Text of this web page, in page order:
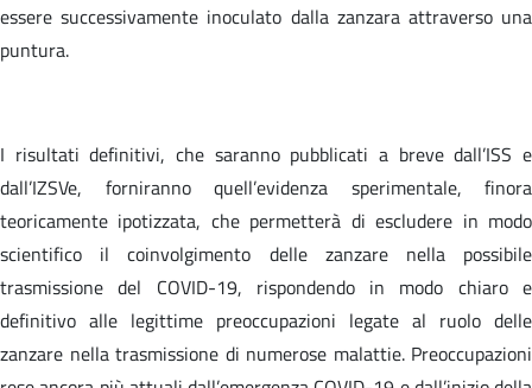
essere successivamente inoculato dalla zanzara attraverso una
puntura.
I risultati definitivi, che saranno pubblicati a breve dall’ISS e
dall’IZSVe, forniranno quell’evidenza sperimentale, finora
teoricamente ipotizzata, che permetterà di escludere in modo
scientifico il coinvolgimento delle zanzare nella possibile
trasmissione del COVID-19, rispondendo in modo chiaro e
definitivo alle legittime preoccupazioni legate al ruolo delle
zanzare nella trasmissione di numerose malattie. Preoccupazioni